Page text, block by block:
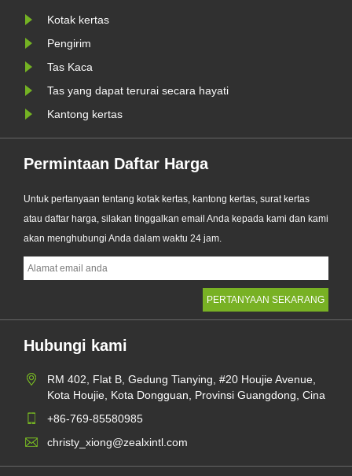
Kotak kertas
Pengirim
Tas Kaca
Tas yang dapat terurai secara hayati
Kantong kertas
Permintaan Daftar Harga
Untuk pertanyaan tentang kotak kertas, kantong kertas, surat kertas
atau daftar harga, silakan tinggalkan email Anda kepada kami dan kami
akan menghubungi Anda dalam waktu 24 jam.
Hubungi kami
RM 402, Flat B, Gedung Tianying, #20 Houjie Avenue,
Kota Houjie, Kota Dongguan, Provinsi Guangdong, Cina
+86-769-85580985
christy_xiong@zealxintl.com